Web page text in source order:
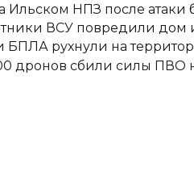
Ильском НПЗ после атаки
ВСУ повредили дом
БПЛА рухнули на
дронов сбили силы ПВО